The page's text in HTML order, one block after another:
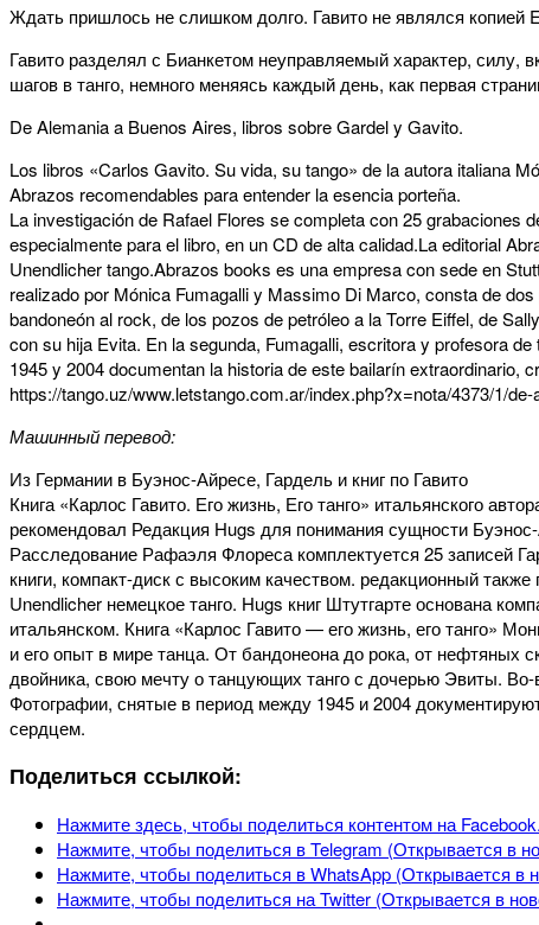
Ждать пришлось не слишком долго. Гавито не являлся
Гавито разделял с Бианкетом неуправляемый характер, силу,
шагов в танго, немного меняясь каждый день, как первая
De Alemania a Buenos Aires, libros sobre Gardel y Gavito.
Los libros «Carlos Gavito. Su vida, su tango» de la autora italiana
Abrazos recomendables para entender la esencia porteña.
La investigación de Rafael Flores se completa con 25
especialmente para el libro, en un CD de alta calidad.La editorial
Unendlicher tango.Abrazos books es una empresa con sede en
realizado por Mónica Fumagalli y Massimo Di Marco, consta de
bandoneón al rock, de los pozos de petróleo a la Torre Eiffel, de
con su hija Evita. En la segunda, Fumagalli, escritora y profesora
1945 y 2004 documentan la historia de este bailarín extraordinario,
https://tango.uz/www.letstango.com.ar/index.php?x=nota/4373/1/
Машинный перевод:
Из Германии в Буэнос-Айресе, Гардель и книг по Гавито
Книга «Карлос Гавито. Его жизнь, Его танго» итальянского
рекомендовал Редакция Hugs для понимания сущности
Расследование Рафаэля Флореса комплектуется 25 записей
книги, компакт-диск с высоким качеством. редакционный
Unendlicher немецкое танго. Hugs книг Штутгарте основана
итальянском. Книга «Карлос Гавито — его жизнь, его танго»
и его опыт в мире танца. От бандонеона до рока, от
двойника, свою мечту о танцующих танго с дочерью Эвиты.
Фотографии, снятые в период между 1945 и 2004
сердцем.
Поделиться ссылкой:
Нажмите здесь, чтобы поделиться контентом на
Нажмите, чтобы поделиться в Telegram (Открывается в
Нажмите, чтобы поделиться в WhatsApp (Открывается в
Нажмите, чтобы поделиться на Twitter (Открывается в